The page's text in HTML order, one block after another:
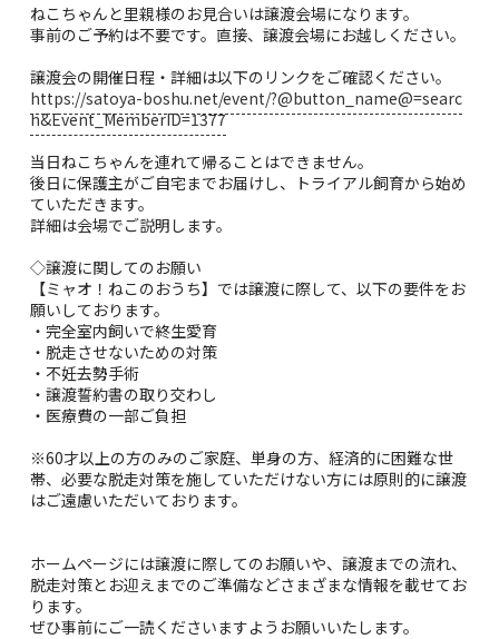
ねこちゃんと里親様のお見合いは譲渡会場になります。
事前のご予約は不要です。直接、譲渡会場にお越しください。
譲渡会の開催日程・詳細は以下のリンクをご確認ください。
https://satoya-boshu.net/event/?@button_name@=searc
h&Event_MemberID=1377
当日ねこちゃんを連れて帰ることはできません。
後日に保護主がご自宅までお届けし、トライアル飼育から始め
ていただきます。
詳細は会場でご説明します。
◇譲渡に関してのお願い
【ミャオ！ねこのおうち】では譲渡に際して、以下の要件をお
願いしております。
・完全室内飼いで終生愛育
・脱走させないための対策
・不妊去勢手術
・譲渡誓約書の取り交わし
・医療費の一部ご負担
※60才以上の方のみのご家庭、単身の方、経済的に困難な世
帯、必要な脱走対策を施していただけない方には原則的に譲渡
はご遠慮いただいております。
ホームページには譲渡に際してのお願いや、譲渡までの流れ、
脱走対策とお迎えまでのご準備などさまざまな情報を載せてお
ります。
ぜひ事前にご一読くださいますようお願いいたします。